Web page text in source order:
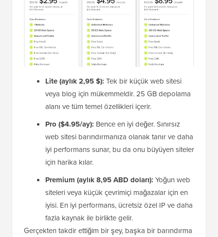
Lite (aylık 2,95 $): Tek bir küçük web sitesi
veya blog için mükemmeldir. 25 GB depolama
alanı ve tüm temel özellikleri içerir.
Pro ($4.95/ay): Bence en iyi değer. Sınırsız
web sitesi barındırmanıza olanak tanır ve daha
iyi performans sunar, bu da onu büyüyen siteler
için harika kılar.
Premium (aylık 8,95 ABD doları): Yoğun web
siteleri veya küçük çevrimiçi mağazalar için en
iyisi. En iyi performans, ücretsiz özel IP ve daha
fazla kaynak ile birlikte gelir.
Gerçekten takdir ettiğim bir şey, başka bir barındırma